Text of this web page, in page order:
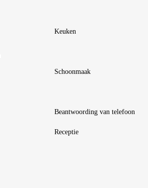
Keuken
Schoonmaak
Beantwoording van telefoon
Receptie